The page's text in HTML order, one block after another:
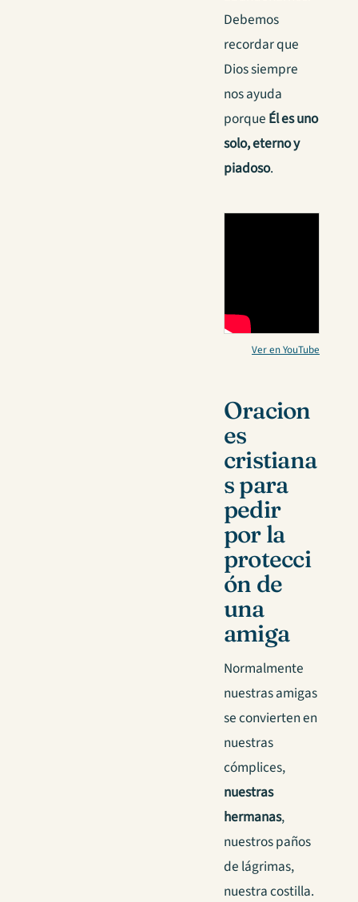
Debemos
recordar que
Dios siempre
nos ayuda
porque Él es uno
solo, eterno y
piadoso.
Ver en YouTube
Oracion
es
cristiana
s para
pedir
por la
protecci
ón de
una
amiga
Normalmente
nuestras amigas
se convierten en
nuestras
cómplices,
nuestras
hermanas,
nuestros paños
de lágrimas,
nuestra costilla.